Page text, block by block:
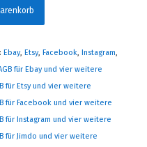
Ebay, Etsy, Facebook, Instagram,
für Ebay und vier weitere
für Etsy und vier weitere
für Facebook und vier weitere
für Instagram und vier weitere
für Jimdo und vier weitere